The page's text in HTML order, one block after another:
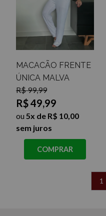
MACACÃO FRENTE
ÚNICA MALVA
R$ 99,99
R$ 49,99
ou 5x de R$ 10,00
sem juros
COMPRAR
1